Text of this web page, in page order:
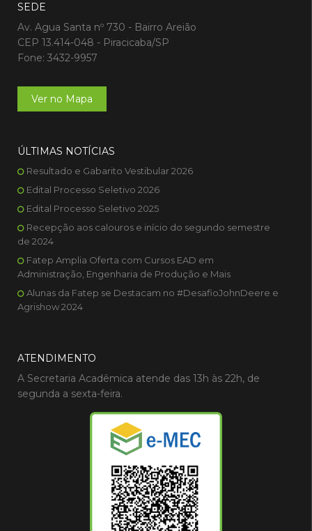
SEDE
Av. Agua Santa nº 730 - Bairro Areião
CEP 13.414-048 - Piracicaba/SP
Fone: 3432-9957
Ver no Mapa
ÚLTIMAS NOTÍCIAS
Resultado e Gabarito Vestibular 2026
Edital Processo Seletivo 2026
Edital Processo Seletivo 2025
Recepção aos calouros e início do segundo semestre
de 2024
Fatep Amplia Oferta com Cursos EAD em
Administração, Engenharia de Produção e Mais
Alunas da Fatep se Destacam no #DesafioJohnDeere e
Agrishow 2024
ATENDIMENTO
A Secretaria Acadêmica atende das 13h às 22h, de
segunda a sexta-feira.